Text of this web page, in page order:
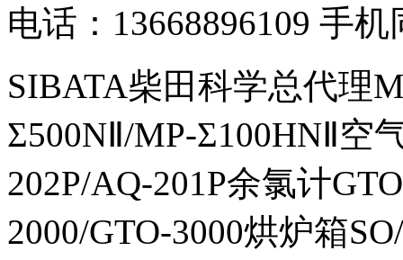
电话：13668896109 手机
SIBATA柴田科学总代理
Σ500NⅡ/MP-Σ100HNⅡ空
202P/AQ-201P余氯计
2000/GTO-3000烘炉箱